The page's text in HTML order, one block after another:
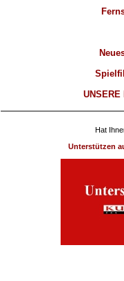
UNSERE
Hat
Unterstützen